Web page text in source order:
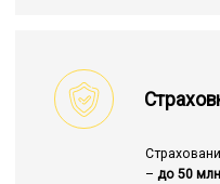
– до 50